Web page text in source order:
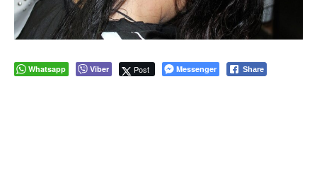
Whatsapp Viber Post Messenger Share